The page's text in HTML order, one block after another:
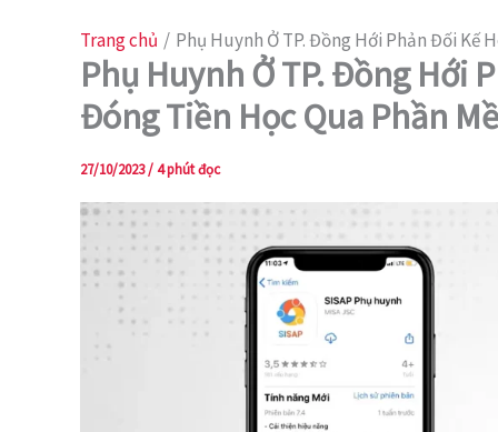
Trang chủ Phụ Huynh Ở TP. Đồng Hới Phản Đối Kế
Phụ Huynh Ở TP. Đồng Hới
Đóng Tiền Học Qua Phần
27/10/2023/4 phút đọc